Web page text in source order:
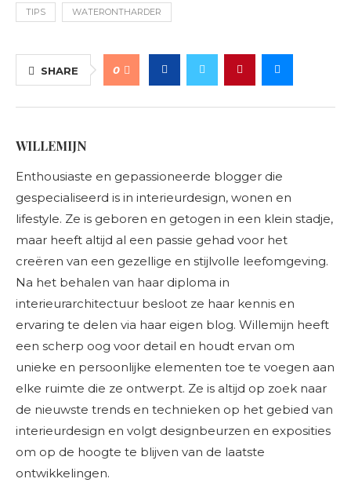
TIPS WATERONTHARDER
SHARE 0
WILLEMIJN
Enthousiaste en gepassioneerde blogger die
gespecialiseerd is in interieurdesign, wonen en
lifestyle. Ze is geboren en getogen in een klein stadje,
maar heeft altijd al een passie gehad voor het
creëren van een gezellige en stijlvolle leefomgeving.
Na het behalen van haar diploma in
interieurarchitectuur besloot ze haar kennis en
ervaring te delen via haar eigen blog. Willemijn heeft
een scherp oog voor detail en houdt ervan om
unieke en persoonlijke elementen toe te voegen aan
elke ruimte die ze ontwerpt. Ze is altijd op zoek naar
de nieuwste trends en technieken op het gebied van
interieurdesign en volgt designbeurzen en exposities
om op de hoogte te blijven van de laatste
ontwikkelingen.